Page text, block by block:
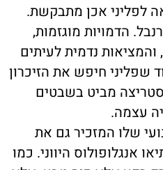
לפליני אכן מתבקשת.
הדמויות מוגזמות,
והמציאות נדמית לעיתים
שפליני חיפש את הזיכרון
מביט בשבטים
עצמה.
שלו המזכיר גם את
אנגלופולוס היווני. כמו